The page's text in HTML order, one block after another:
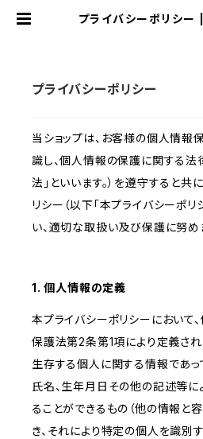
プライバシーポリシ
プライバシーポリシー
当ショップは、お客様の個人情報
識し、個人情報の保護に関する法
法」といいます。）を遵守すると共
リシー（以下「本プライバシーポリ
い、適切な取扱い及び保護に努め
1. 個人情報の定義
本プライバシーポリシーにおいて
保護法第2条第1項により定義され
生存する個人に関する情報であっ
氏名、生年月日その他の記述等
ることができるもの（他の情報と
き、それにより特定の個人を識別